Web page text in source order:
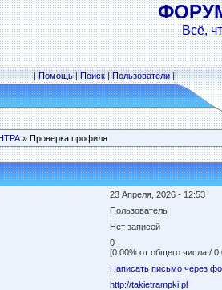
Всё,
|Помощь|Поиск|Пользователи|
» Проверка профиля
23 Апреля, 2026 - 12:53
Пользователь
Нет записей
0
[0.00% от общего числа /
Написать письмо через
http://takietrampki.pl